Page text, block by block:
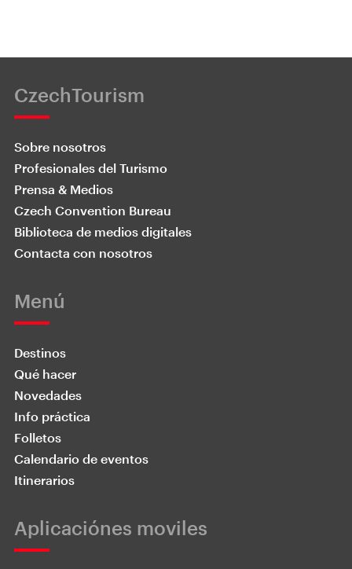
CzechTourism
Sobre nosotros
Profesionales del Turismo
Prensa & Medios
Czech Convention Bureau
Biblioteca de medios digitales
Contacta con nosotros
Menú
Destinos
Qué hacer
Novedades
Info práctica
Folletos
Calendario de eventos
Itinerarios
Aplicaciónes moviles